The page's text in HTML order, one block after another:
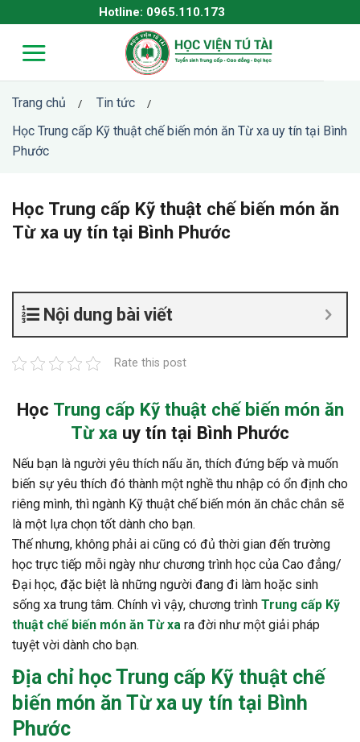
to
content
Hotline: 0965.110.173
Trang chủ / Tin tức /
Học Trung cấp Kỹ thuật chế biến món ăn Từ xa uy tín tại Bình
Phước
Học Trung cấp Kỹ thuật chế biến món ăn
Từ xa uy tín tại Bình Phước
Nội dung bài viết
Rate this post
Học Trung cấp Kỹ thuật chế biến món ăn
Từ xa uy tín tại Bình Phước
Nếu bạn là người yêu thích nấu ăn, thích đứng bếp và muốn
biến sự yêu thích đó thành một nghề thu nhập có ổn định cho
riêng mình, thì ngành Kỹ thuật chế biến món ăn chắc chắn sẽ
là một lựa chọn tốt dành cho bạn.
Thế nhưng, không phải ai cũng có đủ thời gian đến trường
học trực tiếp mỗi ngày như chương trình học của Cao đẳng/
Đại học, đặc biệt là những người đang đi làm hoặc sinh
sống xa trung tâm. Chính vì vậy, chương trình Trung cấp Kỹ
thuật chế biến món ăn Từ xa ra đời như một giải pháp
tuyệt vời dành cho bạn.
Địa chỉ họcTrung cấp Kỹ thuật chế
biến món ăn Từ xa uy tín tại Bình
Phước